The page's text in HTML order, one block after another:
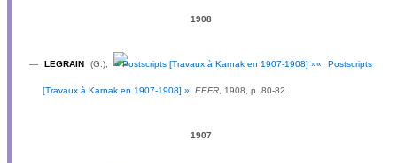
1908
— LEGRAIN(G.), « Postscripts
[Travaux à Karnak en 1907-1908] », EEFR, 1908, p. 80-82.
1907